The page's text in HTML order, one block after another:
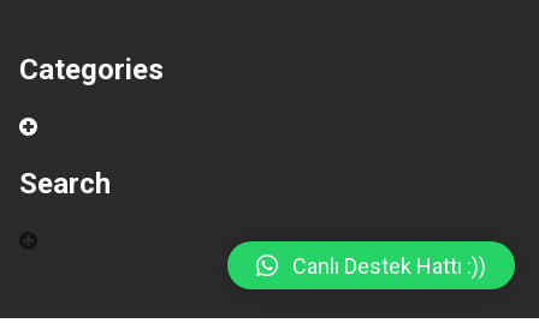
Categories
Search
Canlı Destek Hattı :))